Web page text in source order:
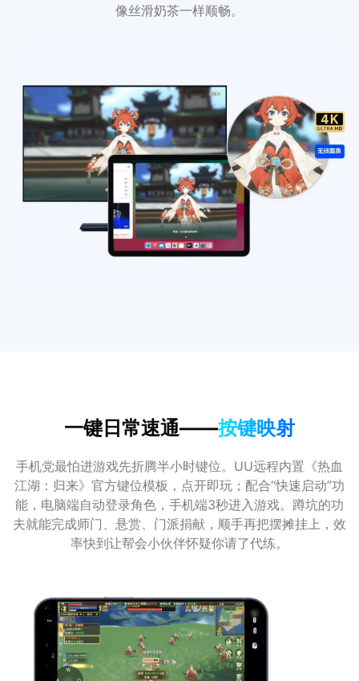
像丝滑奶茶一样顺畅。
一键日常速通——按键映射
手机党最怕进游戏先折腾半小时键位。UU远程内置《热血
江湖：归来》官方键位模板，点开即玩；配合“快速启动”功
能，电脑端自动登录角色，手机端3秒进入游戏。蹲坑的功
夫就能完成师门、悬赏、门派捐献，顺手再把摆摊挂上，效
率快到让帮会小伙伴怀疑你请了代练。